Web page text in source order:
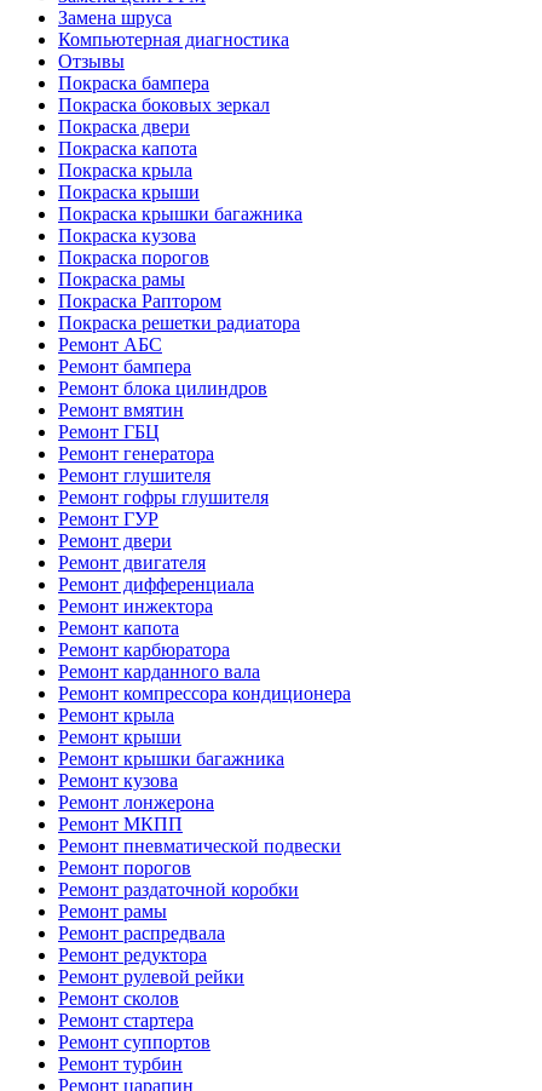
Замена шруса
Компьютерная диагностика
Отзывы
Покраска бампера
Покраска боковых зеркал
Покраска двери
Покраска капота
Покраска крыла
Покраска крыши
Покраска крышки багажника
Покраска кузова
Покраска порогов
Покраска рамы
Покраска Раптором
Покраска решетки радиатора
Ремонт АБС
Ремонт бампера
Ремонт блока цилиндров
Ремонт вмятин
Ремонт ГБЦ
Ремонт генератора
Ремонт глушителя
Ремонт гофры глушителя
Ремонт ГУР
Ремонт двери
Ремонт двигателя
Ремонт дифференциала
Ремонт инжектора
Ремонт капота
Ремонт карбюратора
Ремонт карданного вала
Ремонт компрессора кондиционера
Ремонт крыла
Ремонт крыши
Ремонт крышки багажника
Ремонт кузова
Ремонт лонжерона
Ремонт МКПП
Ремонт пневматической подвески
Ремонт порогов
Ремонт раздаточной коробки
Ремонт рамы
Ремонт распредвала
Ремонт редуктора
Ремонт рулевой рейки
Ремонт сколов
Ремонт стартера
Ремонт суппортов
Ремонт турбин
Ремонт царапин